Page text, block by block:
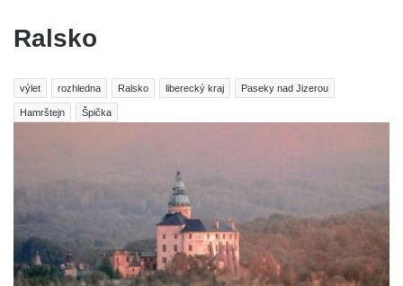
Ralsko
výlet rozhledna Ralsko liberecký kraj Paseky nad Jizerou
Hamrštejn Špička